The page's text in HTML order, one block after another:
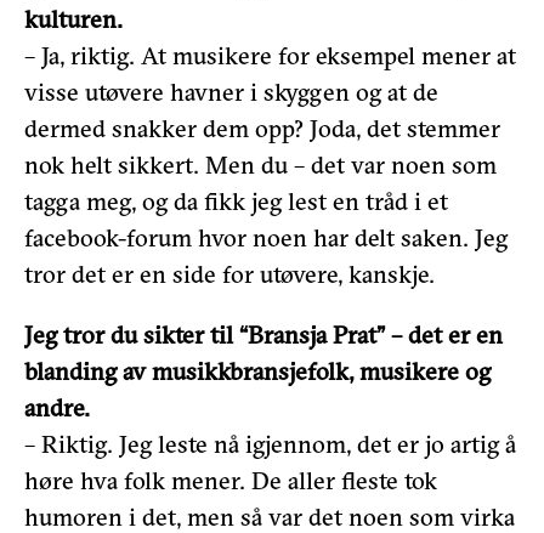
kulturen.
– Ja, riktig. At musikere for eksempel mener at
visse utøvere havner i skyggen og at de
dermed snakker dem opp? Joda, det stemmer
nok helt sikkert. Men du – det var noen som
tagga meg, og da fikk jeg lest en tråd i et
facebook-forum hvor noen har delt saken. Jeg
tror det er en side for utøvere, kanskje.
Jeg tror du sikter til “Bransja Prat” – det er en
blanding av musikkbransjefolk, musikere og
andre.
– Riktig. Jeg leste nå igjennom, det er jo artig å
høre hva folk mener. De aller fleste tok
humoren i det, men så var det noen som virka